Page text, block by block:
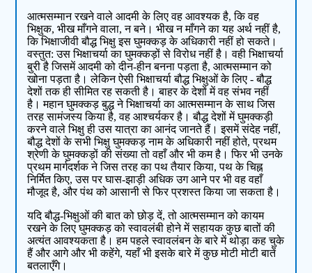
आत्‍मसम्‍मान रखने वाले आदमी के लिए वह आवश्‍यक है, कि वह
भिक्षुक, भीख माँगने वाला, न बने। भीख न माँगने का यह अर्थ नहीं है,
कि भिक्षाजीवी बौद्ध भिक्षु इस घुमक्कड़ के अधिकारी नहीं हो सकते।
वस्‍तुत: उस भिक्षाचर्या का घुमक्कड़ों से विरोध नहीं है। वही भिक्षाचर्या
बुरी है जिसमें आदमी को दीन-हीन बनना पड़ता है, आत्‍मसम्‍मान को
खोना पड़ता है। लेकिन ऐसी भिक्षाचर्या बौद्ध भिक्षुओं के लिए - बौद्ध
देशों तक ही सीमित रह सकती है। बाहर के देशों में वह संभव नहीं
है। महान घुमक्कड़ बुद्ध ने भिक्षाचर्या का आत्‍मसम्‍मान के साथ जिस
तरह सामंजस्‍य किया है, वह आश्‍चर्यकर है। बौद्ध देशों में घुमक्कड़ी
करने वाले भिक्षु ही उस यात्रा का आनंद जानते हैं। इसमें संदेह नहीं,
बौद्ध देशों के सभी भिक्षु घुमक्कड़ नाम के अधिकारी नहीं होते, प्रथम
श्रेणी के घुमक्कड़ों की संख्‍या तो वहाँ और भी कम है। फिर भी उनके
प्रथम मार्गदर्शक ने जिस तरह का पथ तैयार किया, पथ के चिह्न
निर्मित किए, उस पर घास-झाड़ी अधिक उग आने पर भी वह वहाँ
मौजूद है, और पंथ को आसानी से फिर प्रशस्‍त किया जा सकता है।
यदि बौद्ध-भिक्षुओं की बात को छोड़ दें, तो आत्‍मसम्‍मान को कायम
रखने के लिए घुमक्कड़ को स्वावलंबी होने में सहायक कुछ बातों की
अत्यंत आवश्‍यकता है। हम पहले स्वावलंबन के बारे में थोड़ा कह चुके
हैं और आगे और भी कहेंगे, यहाँ भी इसके बारे में कुछ मोटी मोटी बातें
बतलाएँगे।